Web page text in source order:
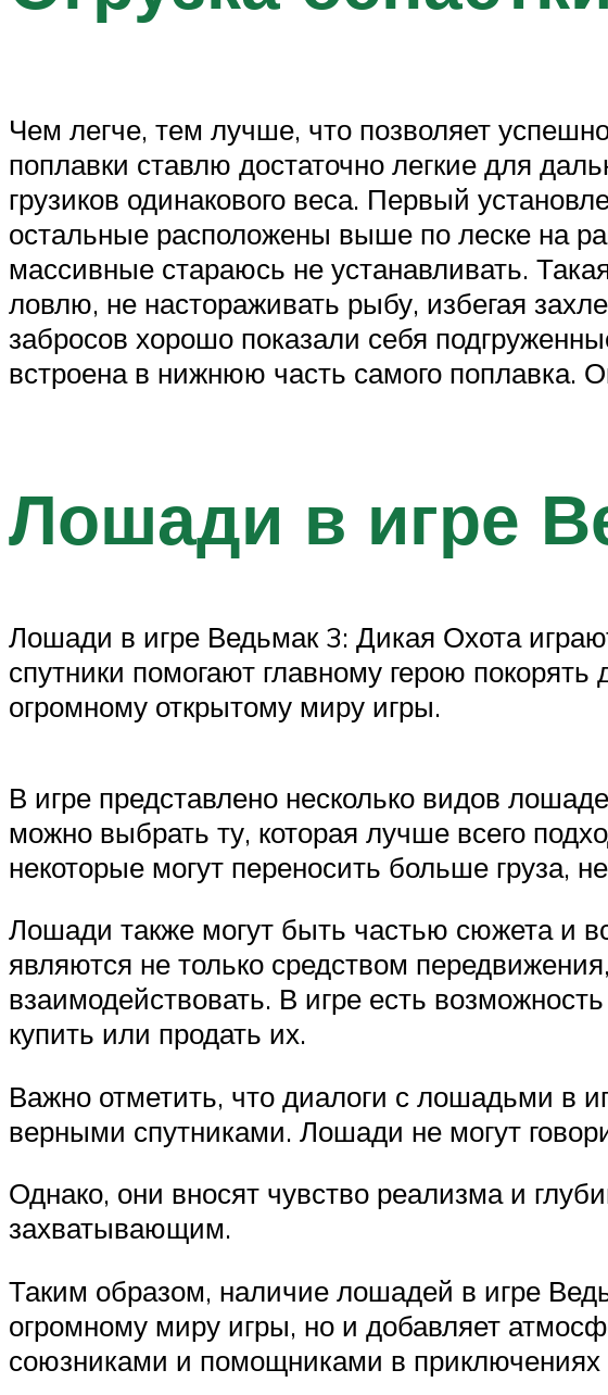
Чем легче, тем лучше, что позволяет
поплавки ставлю достаточно легкие для
грузиков одинакового веса. Первый
остальные расположены выше по леске на
массивные стараюсь не устанавливать.
ловлю, не настораживать рыбу, избегая
забросов хорошо показали себя
встроена в нижнюю часть самого поплавка.
Лошади в игре
Лошади в игре Ведьмак 3: Дикая Охота
спутники помогают главному герою
огромному открытому миру игры.
В игре представлено несколько видов
можно выбрать ту, которая лучше всего
некоторые могут переносить больше
Лошади также могут быть частью сюжета и
являются не только средством
взаимодействовать. В игре есть
купить или продать их.
Важно отметить, что диалоги с лошадьми в
верными спутниками. Лошади не могут
Однако, они вносят чувство реализма и
захватывающим.
Таким образом, наличие лошадей в игре
огромному миру игры, но и добавляет
союзниками и помощниками в приключениях